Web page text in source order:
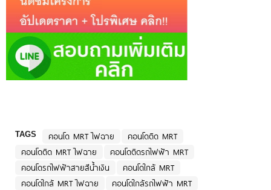
TAGS คอนโด MRT ไฟฉาย
คอนโดติด MRT
คอนโดติด MRT ไฟฉาย
คอนโดติดรถไฟฟ้า MRT
คอนโดรถไฟฟ้าสายสีน้ำเงิน
คอนโดใกล้ MRT
คอนโดใกล้ MRT ไฟฉาย
คอนโดใกล้รถไฟฟ้า MRT